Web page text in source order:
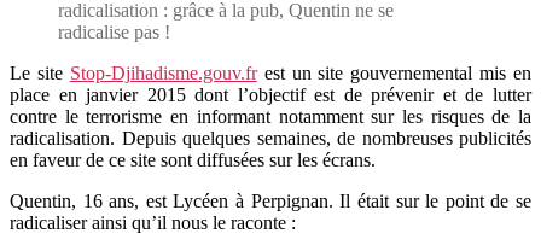
radicalisation : grâce à la pub, Quentin ne se
radicalise pas !
Le site Stop-Djihadisme.gouv.frest un site gouvernemental mis en
place en janvier 2015 dont l’objectif est de prévenir et de lutter
contre le terrorisme en informant notamment sur les risques de la
radicalisation. Depuis quelques semaines, de nombreuses publicités
en faveur de ce site sont diffusées sur les écrans.
Quentin, 16 ans, est Lycéen à Perpignan. Il était sur le point de se
radicaliser ainsi qu’il nous le raconte :